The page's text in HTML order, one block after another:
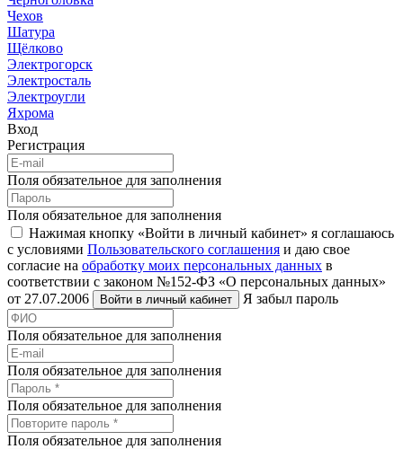
Чехов
Шатура
Щёлково
Электрогорск
Электросталь
Электроугли
Яхрома
Вход
Регистрация
Поля обязательное для заполнения
Поля обязательное для заполнения
Нажимая кнопку «Войти в личный кабинет» я соглашаюсь
с условиями Пользовательского соглашения и даю свое
согласие на обработку моих персональных данных в
соответствии с законом №152-ФЗ «О персональных данных»
от 27.07.2006
Войти в личный кабинет Я забыл пароль
Поля обязательное для заполнения
Поля обязательное для заполнения
Поля обязательное для заполнения
Поля обязательное для заполнения